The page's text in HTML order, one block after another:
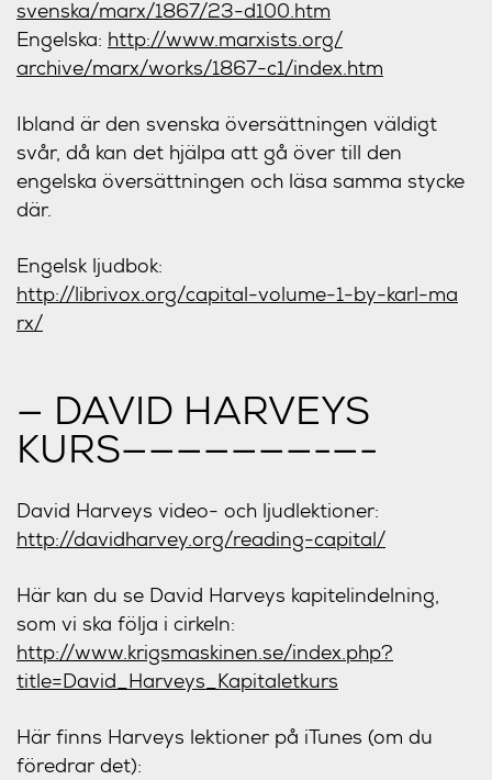
svenska/marx/1867/23-d100.htm
Engelska: http://www.marxists.org/
archive/marx/works/1867-c1/index.htm
Ibland är den svenska översättningen väldigt
svår, då kan det hjälpa att gå över till den
engelska översättningen och läsa samma stycke
där.
Engelsk ljudbok:
http://librivox.org/capital-volume-1-by-karl-ma
rx/
— DAVID HARVEYS
KURS———————-—-
David Harveys video- och ljudlektioner:
http://davidharvey.org/reading-capital/
Här kan du se David Harveys kapitelindelning,
som vi ska följa i cirkeln:
http://www.krigsmaskinen.se/index.php?
title=David_Harveys_Kapitaletkurs
Här finns Harveys lektioner på iTunes (om du
föredrar det):